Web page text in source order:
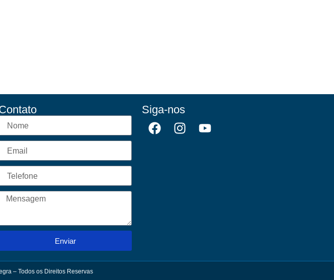
Enviar
Siga-nos
– Todos os Direitos Reservas